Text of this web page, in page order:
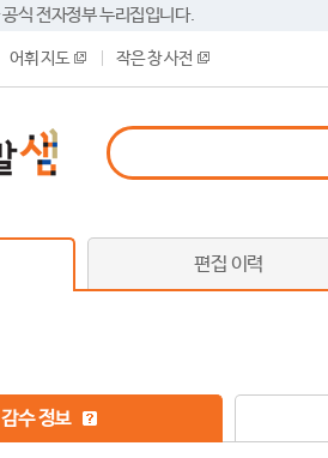
식 전자정부 누리집입니다.
어휘 지도 작은 창 사전
편집 이력
수 정보